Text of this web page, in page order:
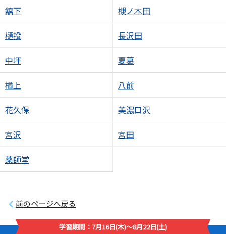
舘下 槻ノ木田
樋投 長沢田
中坪 夏葛
楢上 八前
花久保 美濃口沢
宮沢 宮田
薬師堂
前のページへ戻る
学習期間：7月16日(木)～8月22日(土)